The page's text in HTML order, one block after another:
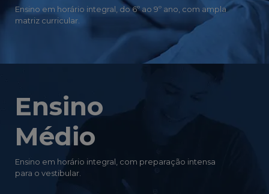
Ensino em horário integral, do 6º ao 9º ano, com ampla
matriz curricular.
Ensino
Médio
Ensino em horário integral, com preparação intensa
para o vestibular.